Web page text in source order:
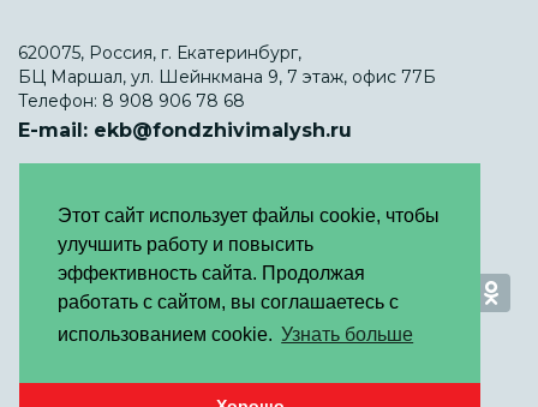
Этот сайт использует файлы cookie, чтобы
улучшить работу и повысить
эффективность сайта. Продолжая
работать с сайтом, вы соглашаетесь с
использованием cookie. Узнать больше
620075, Россия, г. Екатеринбург,
БЦ Маршал, ул. Шейнкмана 9, 7 этаж, офис 77Б
Телефон: 8 908 906 78 68
E-mail: ekb@fondzhivimalysh.ru